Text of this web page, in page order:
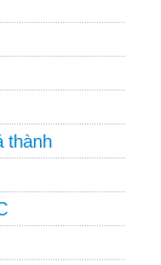
thành